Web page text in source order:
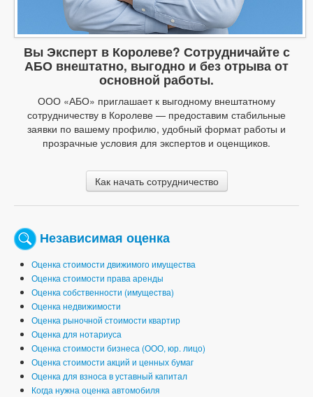
Вы Эксперт в Королеве? Сотрудничайте с
АБО внештатно, выгодно и без отрыва от
основной работы.
ООО «АБО» приглашает к выгодному внештатному
сотрудничеству в Королеве — предоставим стабильные
заявки по вашему профилю, удобный формат работы и
прозрачные условия для экспертов и оценщиков.
Как начать сотрудничество
Независимая оценка
Оценка стоимости движимого имущества
Оценка стоимости права аренды
Оценка собственности (имущества)
Оценка недвижимости
Оценка рыночной стоимости квартир
Оценка для нотариуса
Оценка стоимости бизнеса (ООО, юр. лицо)
Оценка стоимости акций и ценных бумаг
Оценка для взноса в уставный капитал
Когда нужна оценка автомобиля